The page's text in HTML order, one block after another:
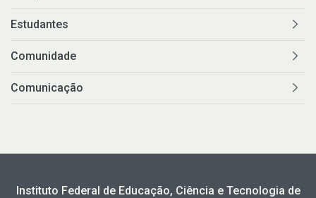
Estudantes
Comunidade
Comunicação
Instituto Federal de Educação, Ciência e Tecnologia de